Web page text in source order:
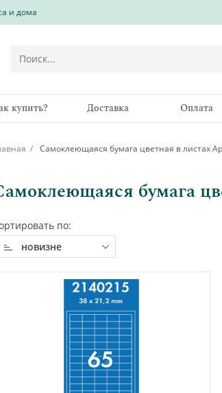
и дома
купить? Доставка Оплата
Самоклеющаяся бумага цветная в листах
бумага
по:
новизне